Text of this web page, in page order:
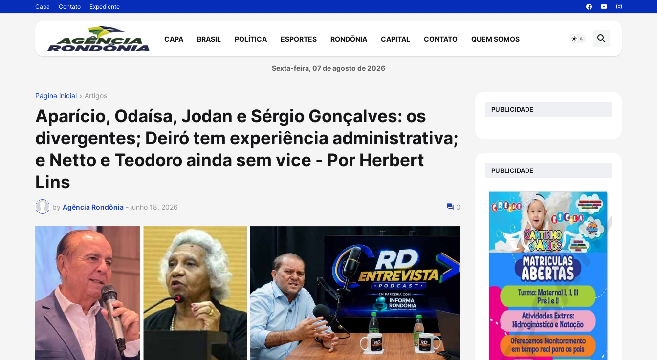
Capa Contato Expediente
CAPA BRASIL POLÍTICA ESPORTES RONDÔNIA CAPITAL CONTATO QUEM SOMOS
Sexta-feira, 07 de agosto de 2026
Página inicial Artigos
Aparício, Odaísa, Jodan e Sérgio Gonçalves: os
divergentes; Deiró tem experiência administrativa;
e Netto e Teodoro ainda sem vice - Por Herbert
Lins
by Agência Rondônia - junho 18, 2026 0
PUBLICIDADE
PUBLICIDADE